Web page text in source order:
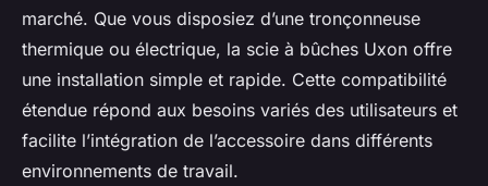
marché. Que vous disposiez d’une tronçonneuse
thermique ou électrique, la scie à bûches Uxon offre
une installation simple et rapide. Cette compatibilité
étendue répond aux besoins variés des utilisateurs et
facilite l’intégration de l’accessoire dans différents
environnements de travail.